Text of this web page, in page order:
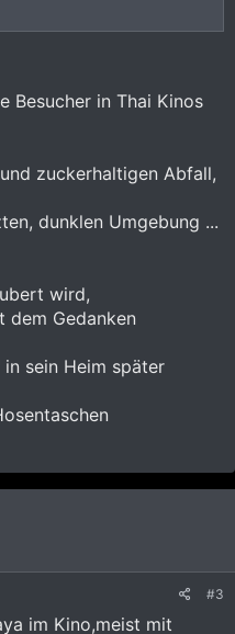
Besucher in Thai Kinos
zuckerhaltigen Abfall,
dunklen Umgebung ...
wird,
dem Gedanken
sein Heim später
#3
im Kino,meist mit